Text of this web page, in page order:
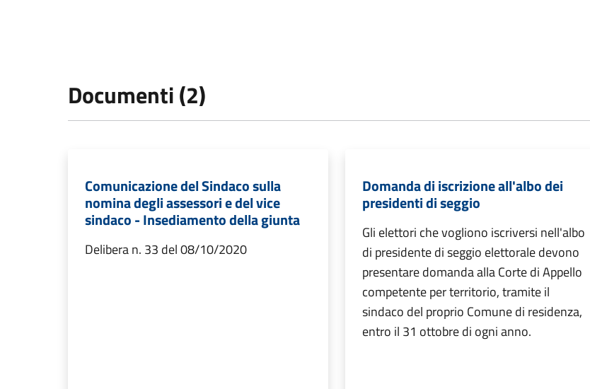
Documenti (2)
Comunicazione del Sindaco sulla
nomina degli assessori e del vice
sindaco - Insediamento della giunta
Delibera n. 33 del 08/10/2020
Domanda di iscrizione all'albo dei
presidenti di seggio
Gli elettori che vogliono iscriversi nell'albo
di presidente di seggio elettorale devono
presentare domanda alla Corte di Appello
competente per territorio, tramite il
sindaco del proprio Comune di residenza,
entro il 31 ottobre di ogni anno.